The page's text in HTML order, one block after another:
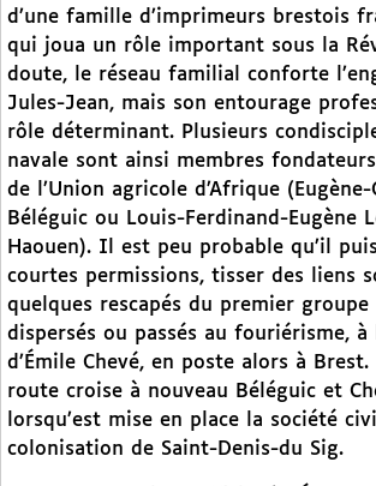
d’une famille d’imprimeurs brestois
qui joua un rôle important sous la
doute, le réseau familial conforte
Jules-Jean, mais son entourage
rôle déterminant. Plusieurs
navale sont ainsi membres
de l’Union agricole d’Afrique
Béléguic ou Louis-Ferdinand-Eugène
Haouen). Il est peu probable qu’il
courtes permissions, tisser des liens
quelques rescapés du premier
dispersés ou passés au fouriérisme, à
d’Émile Chevé, en poste alors à
route croise à nouveau Béléguic et
lorsqu’est mise en place la société
colonisation de Saint-Denis-du Sig.